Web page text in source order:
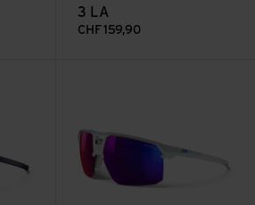
3 LA
CHF 159,90